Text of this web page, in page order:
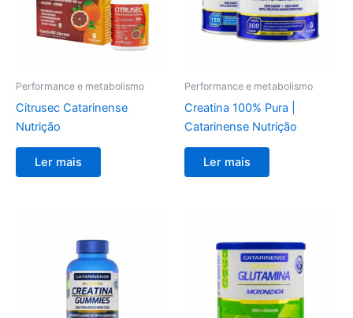
Performance e metabolismo
Citrusec Catarinense
Nutrição
Ler mais
Performance e metabolismo
Creatina 100% Pura |
Catarinense Nutrição
Ler mais